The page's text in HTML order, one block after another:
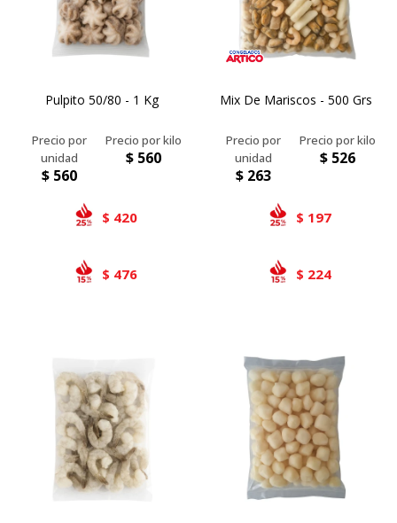
Pulpito 50/80 - 1 Kg
$ 560
$ 560
$ 420
$ 476
Mix De Mariscos - 500 Grs
$ 263
$ 526
$ 197
$ 224